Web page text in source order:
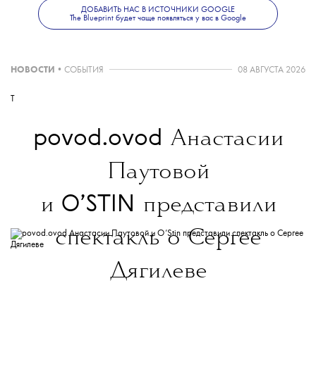
Режиссером следующего фильма станет
Дени Вильнев.
ДОБАВИТЬ НАС В ИСТОЧНИКИ GOOGLE
The Blueprint будет чаще появляться у вас в Google
НОВОСТИ • СОБЫТИЯ 08 АВГУСТА 2026
T
povod.ovod Анастасии
Паутовой
и O’STIN представили
спектакль о Сергее
Дягилеве